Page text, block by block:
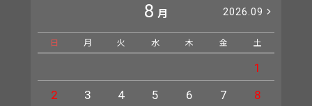
8 月 2026.09
日 月 火 水 木 金 土
1
2
3 4 5 6 7
8